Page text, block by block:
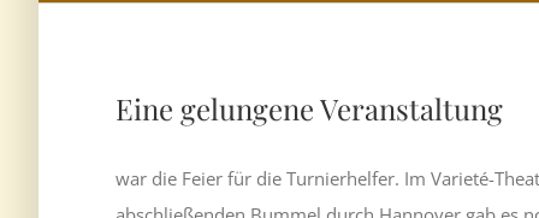
Eine gelungene Veranstaltung
war die Feier für die Turnierhelfer. Im Varieté-